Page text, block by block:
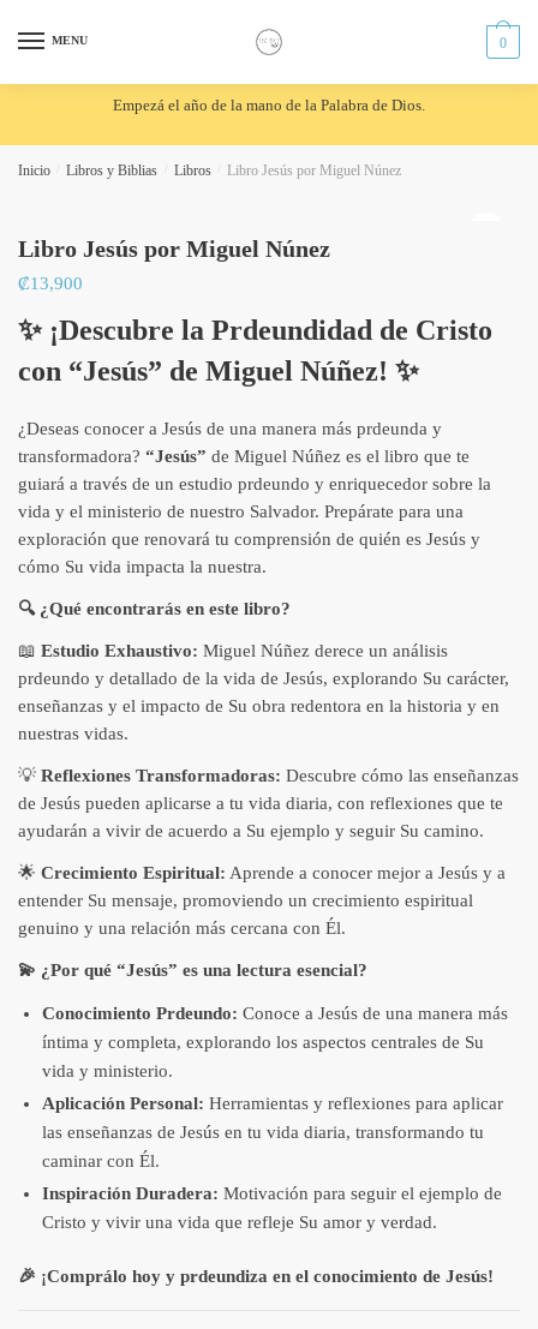
MENU 0
Empezá el año de la mano de la Palabra de Dios.
Inicio Libros y Biblias Libros Libro Jesús por Miguel Núnez
Libro Jesús por Miguel Núnez
₡13,900
✨ ¡Descubre la Prdeundidad de Cristo
con “Jesús” de Miguel Núñez! ✨
¿Deseas conocer a Jesús de una manera más prdeunda y
transformadora? “Jesús” de Miguel Núñez es el libro que te
guiará a través de un estudio prdeundo y enriquecedor sobre la
vida y el ministerio de nuestro Salvador. Prepárate para una
exploración que renovará tu comprensión de quién es Jesús y
cómo Su vida impacta la nuestra.
🔍 ¿Qué encontrarás en este libro?
📖 Estudio Exhaustivo: Miguel Núñez derece un análisis
prdeundo y detallado de la vida de Jesús, explorando Su carácter,
enseñanzas y el impacto de Su obra redentora en la historia y en
nuestras vidas.
💡 Reflexiones Transformadoras: Descubre cómo las enseñanzas
de Jesús pueden aplicarse a tu vida diaria, con reflexiones que te
ayudarán a vivir de acuerdo a Su ejemplo y seguir Su camino.
🌟 Crecimiento Espiritual: Aprende a conocer mejor a Jesús y a
entender Su mensaje, promoviendo un crecimiento espiritual
genuino y una relación más cercana con Él.
💫 ¿Por qué “Jesús” es una lectura esencial?
Conocimiento Prdeundo: Conoce a Jesús de una manera más
íntima y completa, explorando los aspectos centrales de Su
vida y ministerio.
Aplicación Personal: Herramientas y reflexiones para aplicar
las enseñanzas de Jesús en tu vida diaria, transformando tu
caminar con Él.
Inspiración Duradera: Motivación para seguir el ejemplo de
Cristo y vivir una vida que refleje Su amor y verdad.
🎉 ¡Comprálo hoy y prdeundiza en el conocimiento de Jesús!